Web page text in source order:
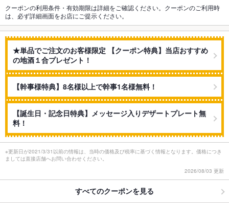
クーポンの利用条件・有効期限は詳細をご確認ください。クーポンのご利用時
は、必ず詳細画面をお店にご提示ください。
★単品でご注文のお客様限定 【クーポン特典】当店おすすめ
の地酒１合プレゼント！
【幹事様特典】8名様以上で幹事1名様無料！
【誕生日・記念日特典】メッセージ入りデザートプレート無
料！
※更新日が2021/3/31以前の情報は、当時の価格及び税率に基づく情報となります。価格につき
ましては直接店舗へお問い合わせください。
2026/08/03 更新
すべてのクーポンを見る